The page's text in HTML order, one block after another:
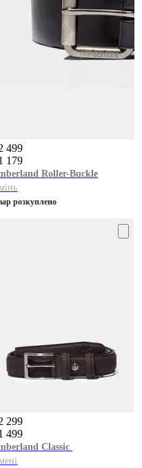
499
179
Roller-Buckle
розкуплено
299
499
Classic